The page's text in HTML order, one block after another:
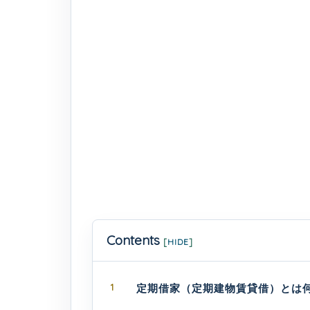
Contents [HIDE]
1 定期借家（定期建物賃貸借）とは